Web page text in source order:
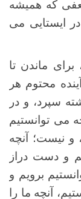
که همیشه
ایستایی می
برای ماندن تا
محتوم هر
سپرد، و در
می توانستیم
و نیست؛ آنچه
و دست دراز
برویم و
آنچه ما را